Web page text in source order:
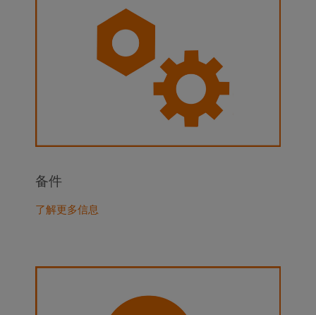
备件
了解更多信息